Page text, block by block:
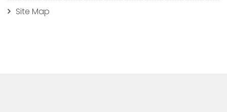
Site Map